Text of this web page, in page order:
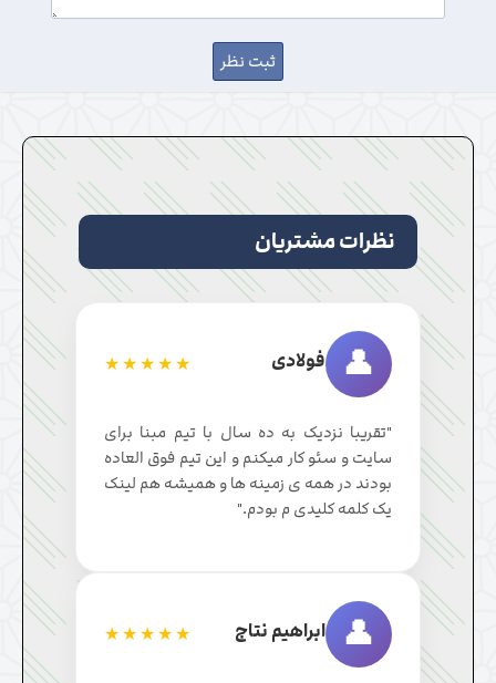
نظرات مشتریان
👤 فولادی ★★★★★
"تقریبا نزدیک به ده سال با تیم مبنا برای
سایت و سئو کار میکنم و این تیم فوق العاده
بودند در همه ی زمینه ها و همیشه هم لینک
یک کلمه کلیدی م بودم."
👤 ابراهیم نتاج ★★★★★